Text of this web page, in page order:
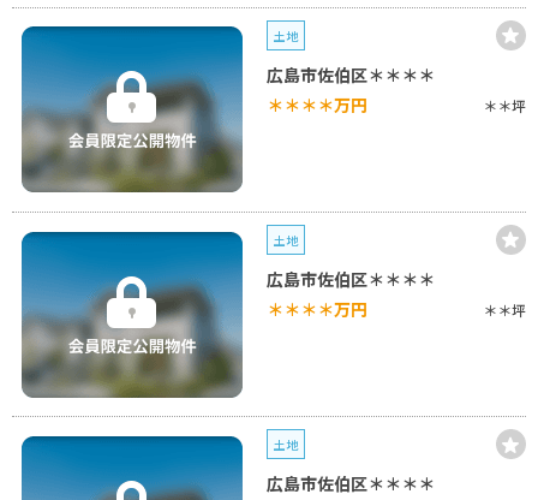
土地
広島市佐伯区＊＊＊＊
＊＊＊＊万円 ＊＊坪
土地
広島市佐伯区＊＊＊＊
＊＊＊＊万円 ＊＊坪
土地
広島市佐伯区＊＊＊＊